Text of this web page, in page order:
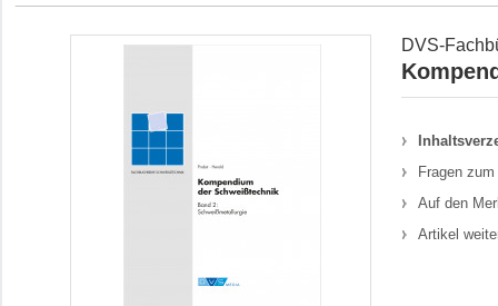
DVS-
Fragen
Auf den
Artikel